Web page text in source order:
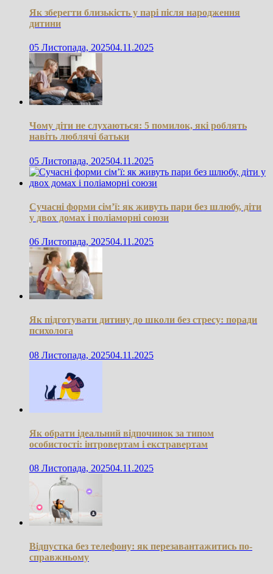
Як зберегти близькість у парі після народження
дитини
05 Листопада, 202504.11.2025
Чому діти не слухаються: 5 помилок, які роблять
навіть люблячі батьки
05 Листопада, 202504.11.2025
Сучасні форми сім’ї: як живуть пари без шлюбу, діти
у двох домах і поліаморні союзи
06 Листопада, 202504.11.2025
Як підготувати дитину до школи без стресу: поради
психолога
08 Листопада, 202504.11.2025
Як обрати ідеальний відпочинок за типом
особистості: інтровертам і екстравертам
08 Листопада, 202504.11.2025
Відпустка без телефону: як перезавантажитись по-
справжньому